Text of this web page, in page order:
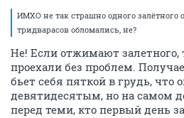
ИМХО не так страшно одного залётного
тридварасов обломались, не?
Не! Если отжимают залетного,
проехали без проблем.
бьет себя пяткой в грудь, что
девятидесятым, но на самом
перед теми, кто первый день